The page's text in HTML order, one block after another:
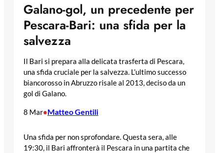
Galano-gol, un precedente per
Pescara-Bari: una sfida per la
salvezza
Il Bari si prepara alla delicata trasferta di Pescara,
una sfida cruciale per la salvezza. L’ultimo successo
biancorosso in Abruzzo risale al 2013, deciso da un
gol di Galano.
8 Mar•Matteo Gentili
Una sfida per non sprofondare. Questa sera, alle
19:30, il Bari affronterà il Pescara in una partita che